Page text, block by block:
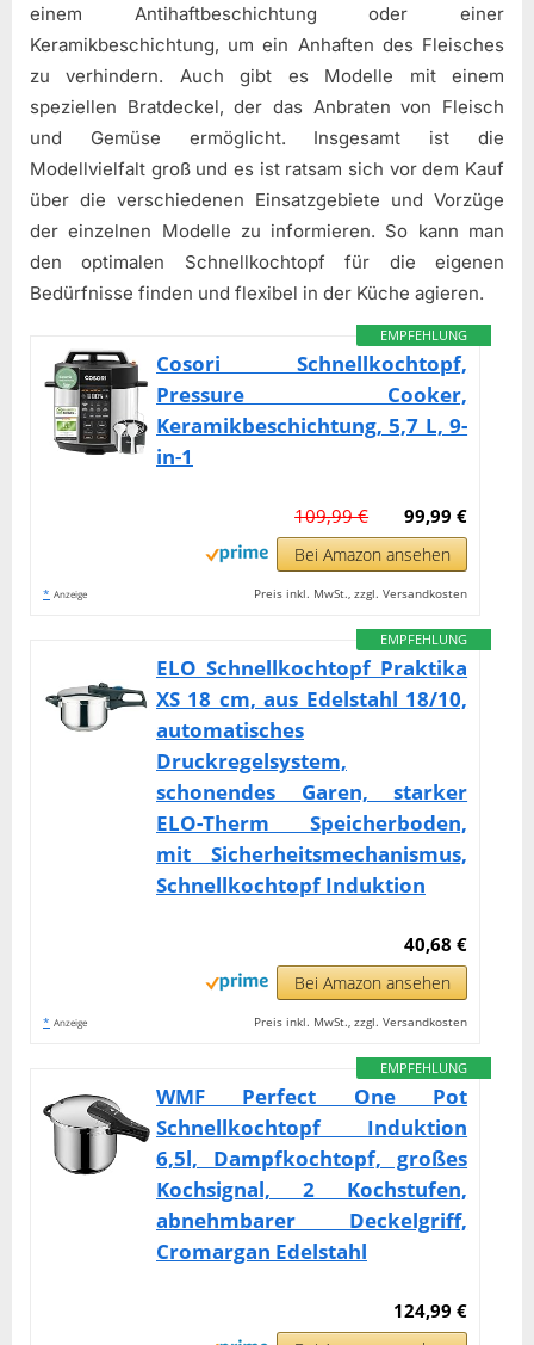
einem Antihaftbeschichtung oder einer
Keramikbeschichtung, um ein Anhaften des Fleisches
zu verhindern. Auch gibt es Modelle mit einem
speziellen Bratdeckel, der das Anbraten von Fleisch
und Gemüse ermöglicht. Insgesamt ist die
Modellvielfalt groß und es ist ratsam sich vor dem Kauf
über die verschiedenen Einsatzgebiete und Vorzüge
der einzelnen Modelle zu informieren. So kann man
den optimalen Schnellkochtopf für die eigenen
Bedürfnisse finden und flexibel in der Küche agieren.
EMPFEHLUNG
Cosori Schnellkochtopf,
Pressure Cooker,
Keramikbeschichtung, 5,7 L, 9-
in-1
99,99 €
109,99 €
Bei Amazon ansehen
* Anzeige Preis inkl. MwSt., zzgl. Versandkosten
EMPFEHLUNG
ELO Schnellkochtopf Praktika
XS 18 cm, aus Edelstahl 18/10,
automatisches
Druckregelsystem,
schonendes Garen, starker
ELO-Therm Speicherboden,
mit Sicherheitsmechanismus,
Schnellkochtopf Induktion
40,68 €
Bei Amazon ansehen
* Anzeige Preis inkl. MwSt., zzgl. Versandkosten
EMPFEHLUNG
WMF Perfect One Pot
Schnellkochtopf Induktion
6,5l, Dampfkochtopf, großes
Kochsignal, 2 Kochstufen,
abnehmbarer Deckelgriff,
Cromargan Edelstahl
124,99 €